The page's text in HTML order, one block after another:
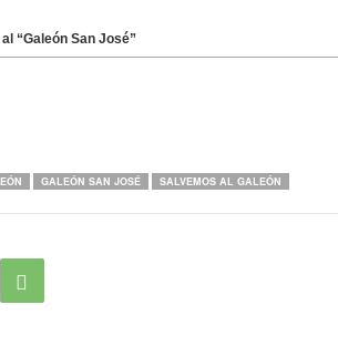
“Galeón San José”
GALEÓN SAN JOSÉ SALVEMOS AL GALEÓN